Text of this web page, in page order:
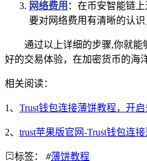
网络费用 ：在币安智能链
要对网络费用有清晰的认
通过以上详细的步骤,你就能
好的交易体验，在加密货币的海
相关阅读：
1、 Trust钱包连接薄饼教程，开
2、 trust苹果版官网-Trust钱包连
标签： #薄饼教程